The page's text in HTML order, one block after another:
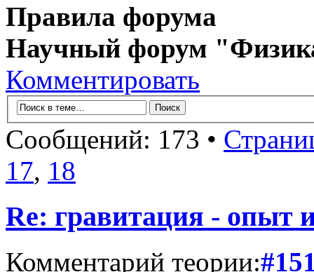
Правила форума
Научный форум
Комментировать
Сообщений: 173 •
17, 18
Re: гравитация - опыт
Комментарий теории: